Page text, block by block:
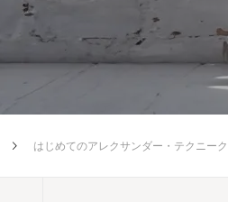
はじめてのアレクサンダー・テクニ